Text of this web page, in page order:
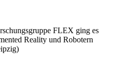
FLEX ging es
Reality und Robotern